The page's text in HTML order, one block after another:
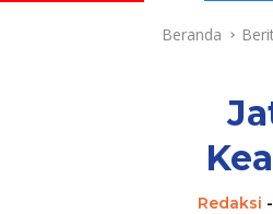
Beranda
Redaksi -